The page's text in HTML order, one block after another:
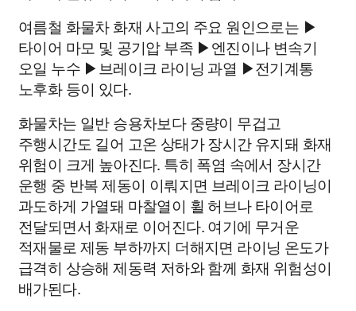
여름철 화물차 화재 사고의 주요 원인으로는 ▶
타이어 마모 및 공기압 부족 ▶엔진이나 변속기
오일 누수 ▶브레이크 라이닝 과열 ▶전기계통
노후화 등이 있다.
화물차는 일반 승용차보다 중량이 무겁고
주행시간도 길어 고온 상태가 장시간 유지돼 화재
위험이 크게 높아진다. 특히 폭염 속에서 장시간
운행 중 반복 제동이 이뤄지면 브레이크 라이닝이
과도하게 가열돼 마찰열이 휠 허브나 타이어로
전달되면서 화재로 이어진다. 여기에 무거운
적재물로 제동 부하까지 더해지면 라이닝 온도가
급격히 상승해 제동력 저하와 함께 화재 위험성이
배가된다.